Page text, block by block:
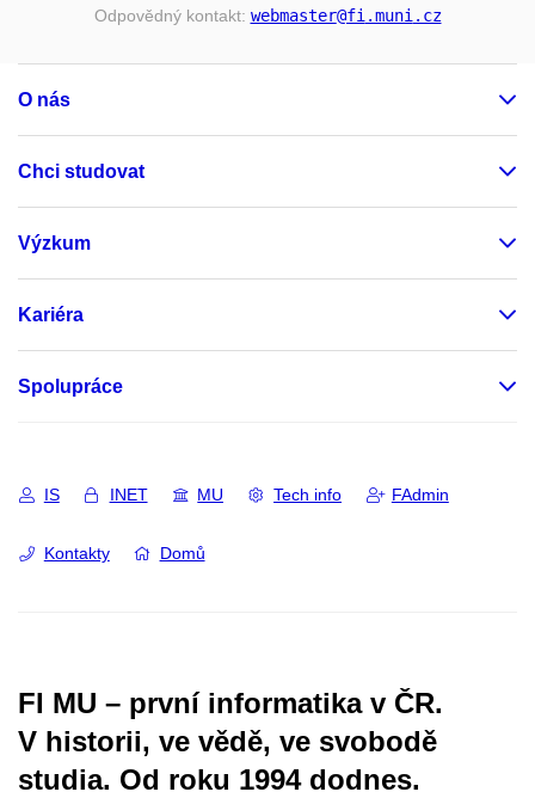
Odpovědný kontakt: webmaster@fi.muni.cz
O nás
Chci studovat
Výzkum
Kariéra
Spolupráce
IS INET MU Tech info FAdmin
Kontakty Domů
FI MU – první informatika v ČR.
V historii, ve vědě, ve svobodě
studia. Od roku 1994 dodnes.